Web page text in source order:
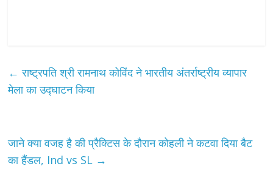
← राष्‍ट्रपति श्री रामनाथ कोविंद ने भारतीय अंतर्राष्‍ट्रीय व्‍यापार
मेला का उद्घाटन किया
जाने क्या वजह है की प्रैक्टिस के दौरान कोहली ने कटवा दिया बैट
का हैंडल, Ind vs SL →